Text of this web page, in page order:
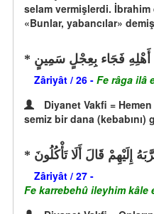
selam vermişlerdi. İbrahim
«Bunlar, yabancılar»
أَهْلِهِ فَجَاء بِعِجْلٍ سَمِينٍ
Zâriyât / 26 - Fe râga ilâ
Diyanet Vakfi =
semiz bir dana (kebabını)
إِلَيْهِمْ قَالَ أَلَا تَأْكُلُونَ
Zâriyât / 27 -
Fe karrebehû ileyhim kâle